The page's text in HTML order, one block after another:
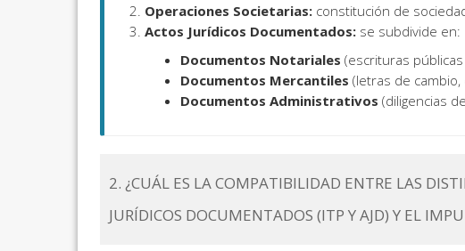
Operaciones Societarias: constitución de
Actos Jurídicos Documentados: se subdivide en:
Documentos Notariales (escrituras
Documentos Mercantiles (letras de
Documentos Administrativos (diligencias
2. ¿CUÁL ES LA COMPATIBILIDAD ENTRE LAS
JURÍDICOS DOCUMENTADOS (ITP Y AJD) Y EL